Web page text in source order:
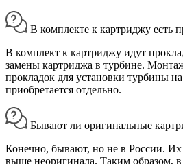
В комплекте к картриджу есть
В комплект к картриджу идут
замены картриджа в турбине.
прокладок для установки турбины
приобретается отдельно.
Бывают ли оригинальные
Конечно, бывают, но не в России. Их
выше неоригинала. Таким образом,